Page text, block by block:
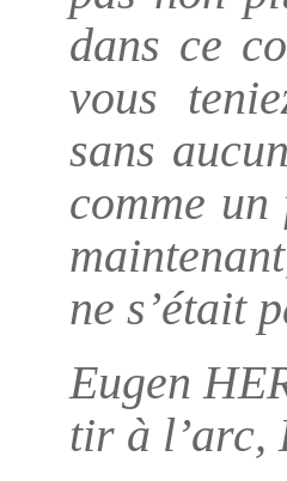
dans ce
vous
sans
comme
ne s’était
Eugen
tir à l’arc,